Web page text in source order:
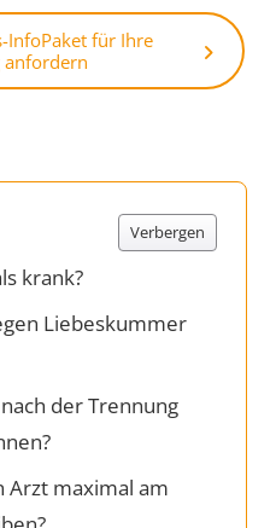
InfoPaket für Ihre
anfordern
Verbergen
krank?
Liebeskummer
der Trennung
Arzt maximal am